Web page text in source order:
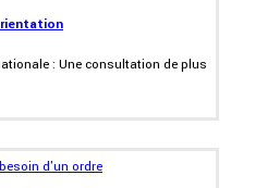
: Une consultation de plus